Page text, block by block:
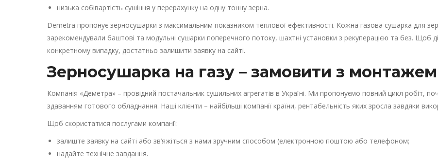
низька собівартість сушіння у перерахунку на одну тонну зерна.
Demetra пропонує зерносушарки з максимальним показником теплової ефективності. Кожна газова сушарка для
зарекомендували баштові та модульні сушарки поперечного потоку, шахтні установки з рекуперацією та без. Щоб
конкретному випадку, достатньо залишити заявку на сайті.
Зерносушарка на газу – замовити з монтажем
Компанія «Деметра» – провідний постачальник сушильних агрегатів в Україні. Ми пропонуємо повний цикл робіт,
здаванням готового обладнання. Наші клієнти – найбільші компанії країни, рентабельність яких зросла завдяки
Щоб скористатися послугами компанії:
залиште заявку на сайті або зв’яжіться з нами зручним способом (електронною поштою або телефоном;
надайте технічне завдання.